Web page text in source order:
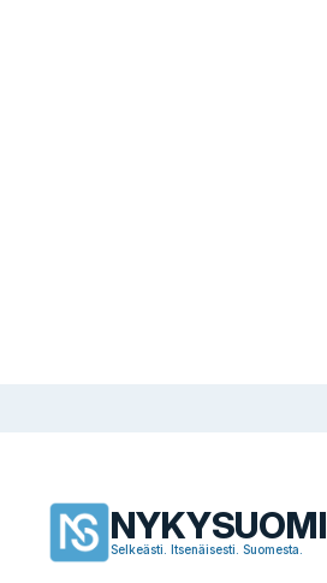
NYKYSUOMI
Selkeästi. Itsenäisesti. Suomesta.